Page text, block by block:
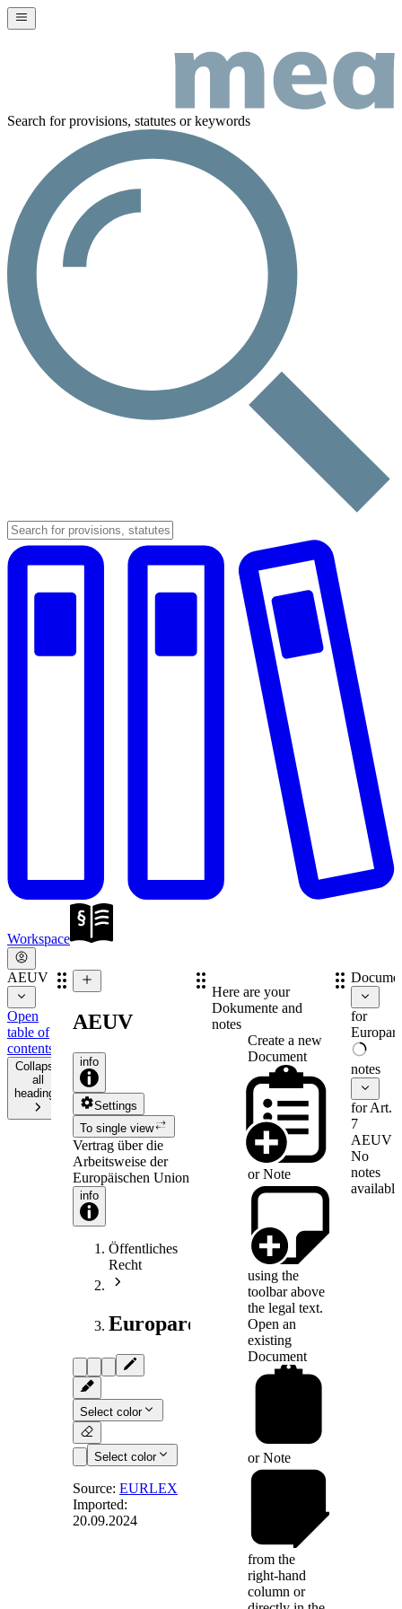
Search for provisions, statutes or keywords
Workspace
AEUV
Open
table of
contents
Collapse
all
headings
AEUV
info
Settings
To single view
Vertrag über die
Arbeitsweise der
Europäischen Union
info
Öffentliches
Recht
Europarecht
Select color
Select color
Art. 7-
Source:EURLEX
Imported:
20.09.2024
Here are your
Dokumente and
notes
Create a new
Document
orNote
using the
toolbar above
the legal text.
Open an
existing
Document
orNote
from the
right-hand
column or
for
notes
for Art.
7
AEUV
No
notes